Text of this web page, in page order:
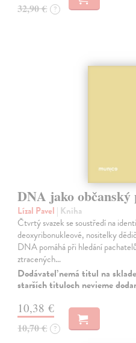
32,90 € ?
DNA jako občanský
Lízal Pavel | Kniha
Čtvrtý svazek se soustředí na
deoxyribonukleové, nositelky
DNA pomáhá při hledání
ztracených…
Dodávateľ nemá titul na
starších tituloch nevieme
10,38 €
10,70 € ?